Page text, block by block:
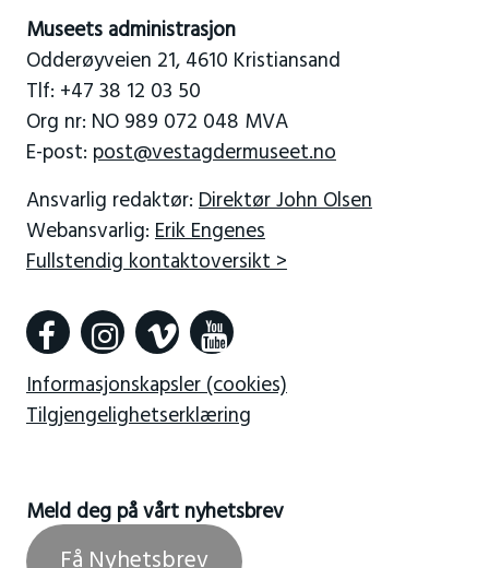
Museets administrasjon
Odderøyveien 21, 4610 Kristiansand
Tlf: +47 38 12 03 50
Org nr: NO 989 072 048 MVA
E-post: post@vestagdermuseet.no
Ansvarlig redaktør: Direktør John Olsen
Webansvarlig: Erik Engenes
Fullstendig kontaktoversikt >
Informasjonskapsler (cookies)
Tilgjengelighetserklæring
Meld deg på vårt nyhetsbrev